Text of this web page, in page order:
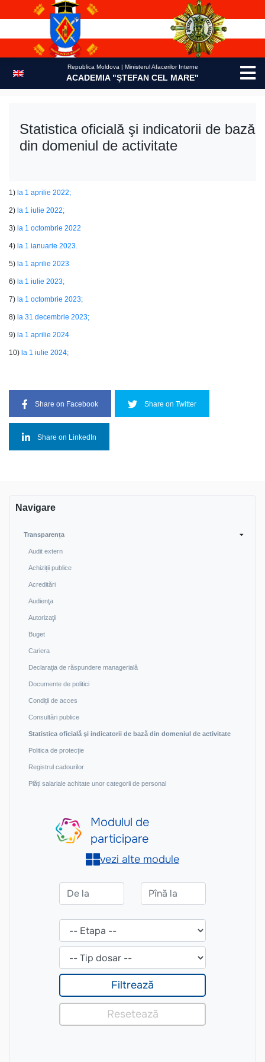
Republica Moldova | Ministerul Afacerilor Interne
ACADEMIA "ŞTEFAN CEL MARE"
Statistica oficială şi indicatorii de bază
din domeniul de activitate
1) la 1 aprilie 2022;
2) la 1 iulie 2022;
3) la 1 octombrie 2022
4) la 1 ianuarie 2023.
5) la 1 aprilie 2023
6) la 1 iulie 2023;
7) la 1 octombrie 2023;
8) la 31 decembrie 2023;
9) la 1 aprilie 2024
10) la 1 iulie 2024;
Share on Facebook Share on Twitter
Share on LinkedIn
Navigare
Transparența
Audit extern
Achiziții publice
Acreditări
Audienţa
Autorizaţii
Buget
Cariera
Declaraţia de răspundere managerială
Documente de politici
Condiții de acces
Consultări publice
Statistica oficială şi indicatorii de bază din domeniul de activitate
Politica de protecție
Registrul cadourilor
Plăți salariale achitate unor categorii de personal